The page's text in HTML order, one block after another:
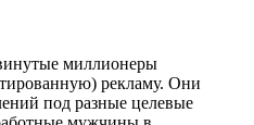
миллионеры
рекламу. Они
под разные целевые